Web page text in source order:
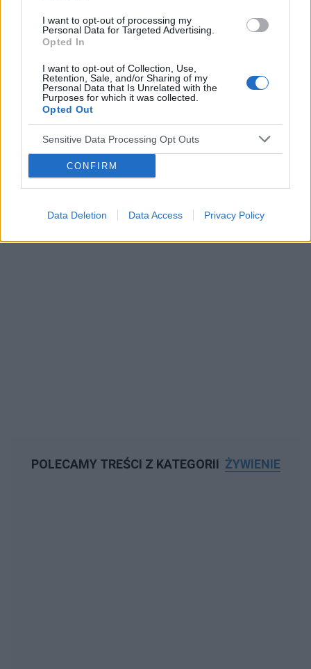
I want to opt-out of processing my
Personal Data for Targeted Advertising.
Opted In
I want to opt-out of Collection, Use,
Retention, Sale, and/or Sharing of my
Personal Data that Is Unrelated with the
Purposes for which it was collected.
Opted Out
Sensitive Data Processing Opt Outs
CONFIRM
Data Deletion Data Access Privacy Policy
POLECAMY TREŚCI Z KATEGORII ŻYWIENIE